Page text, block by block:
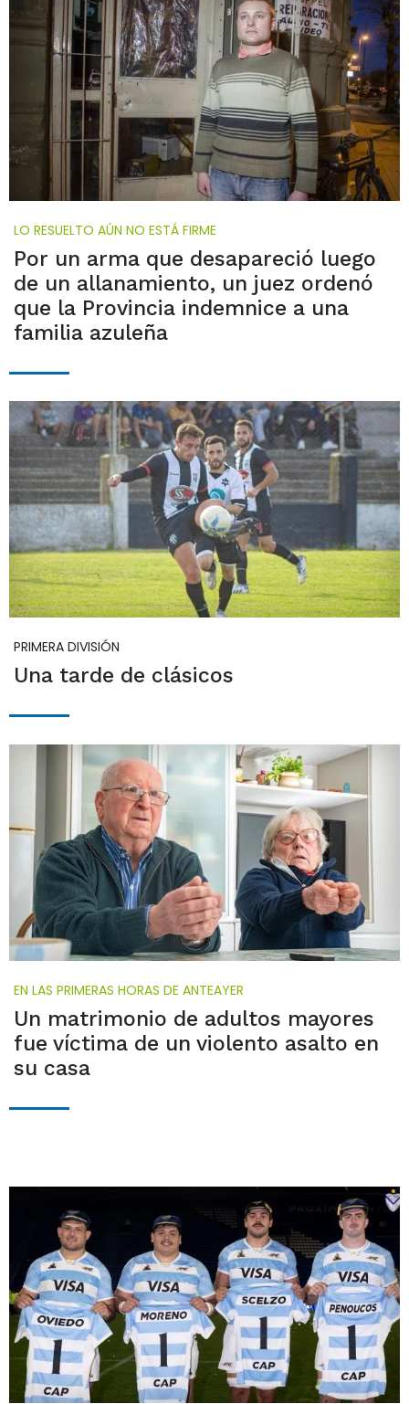
LO RESUELTO AÚN NO ESTÁ FIRME
Por un arma que desapareció luego
de un allanamiento, un juez ordenó
que la Provincia indemnice a una
familia azuleña
PRIMERA DIVISIÓN
Una tarde de clásicos
EN LAS PRIMERAS HORAS DE ANTEAYER
Un matrimonio de adultos mayores
fue víctima de un violento asalto en
su casa